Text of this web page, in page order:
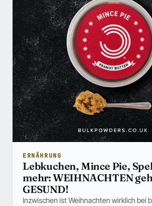
ERNÄHRUNG
Lebkuchen, Mince Pie,
mehr: WEIHNACHTEN
GESUND!
Inzwischen ist Weihnachten wirklich bei